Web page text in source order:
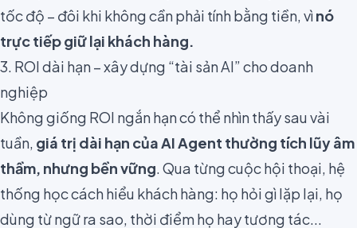
tốc độ – đôi khi không cần phải tính bằng tiền, vìnó
trực tiếp giữ lại khách hàng.
3. ROI dài hạn – xây dựng “tài sản AI” cho doanh
nghiệp
Không giống ROI ngắn hạn có thể nhìn thấy sau vài
tuần, giá trị dài hạn của AI Agent thường tích lũy âm
thầm, nhưng bền vững. Qua từng cuộc hội thoại, hệ
thống học cách hiểu khách hàng: họ hỏi gì lặp lại, họ
dùng từ ngữ ra sao, thời điểm họ hay tương tác...